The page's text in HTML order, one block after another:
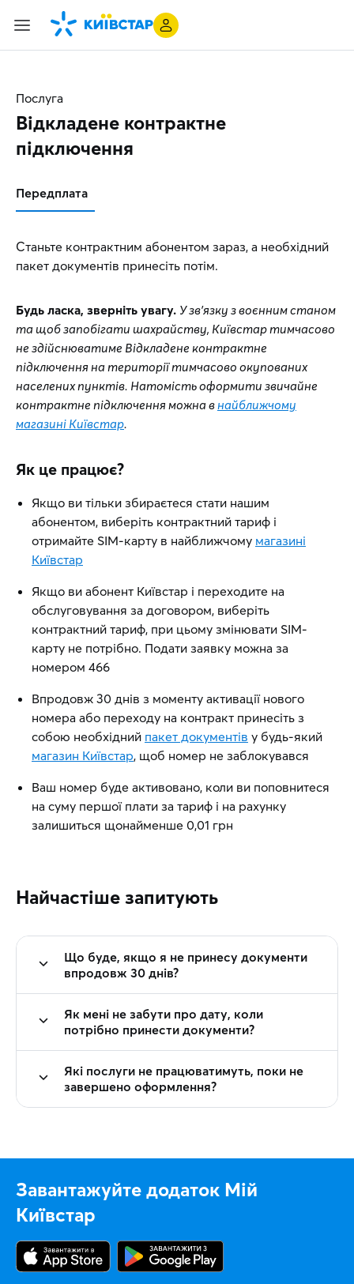
Послуга
Відкладене контрактне
підключення
Передплата
Станьте контрактним абонентом зараз, а необхідний
пакет документів принесіть потім.
Будь ласка, зверніть увагу. У зв’язку з воєнним станом
та щоб запобігати шахрайству, Київстар тимчасово
не здійснюватиме Відкладене контрактне
підключення на території тимчасово окупованих
населених пунктів. Натомість оформити звичайне
контрактне підключення можна внайближчому
магазині Київстар.
Як це працює?
Якщо ви тільки збираєтеся стати нашим
абонентом, виберіть контрактний тариф і
отримайте SIM-карту в найближчому магазині
Київстар
Якщо ви абонент Київстар і переходите на
обслуговування за договором, виберіть
контрактний тариф, при цьому змінювати SIM-
карту не потрібно. Подати заявку можна за
номером 466
Впродовж 30 днів з моменту активації нового
номера або переходу на контракт принесіть з
собою необхідний пакет документів у будь-який
магазин Київстар, щоб номер не заблокувався
Ваш номер буде активовано, коли ви поповнитеся
на суму першої плати за тариф і на рахунку
залишиться щонайменше 0,01 грн
Найчастіше запитують
Що буде, якщо я не принесу документи
впродовж 30 днів?
Як мені не забути про дату, коли
потрібно принести документи?
Які послуги не працюватимуть, поки не
завершено оформлення?
Завантажуйте додаток Мій
Київстар